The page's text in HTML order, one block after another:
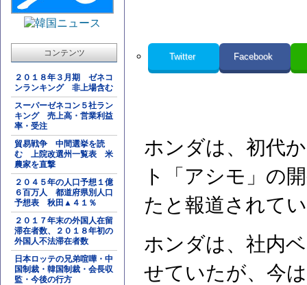
コンテンツ
２０１８年３月期 ゼネコ
ンランキング 非上場含む
スーパーゼネコン５社ラン
キング 売上高・営業利益
率・受注
貿易戦争 中間選挙を読
む 上院改選州一覧表 米
農家を直撃
２０４５年の人口予想１億
６百万人 都道府県別人口
予想表 秋田▲４１％
２０１７年末の外国人在留
滞在者数、２０１８年初の
外国人不法滞在者数
日本ロッテの兄弟喧嘩・中
国制裁・韓国制裁・会長収
監・今後の行方
Twitter Facebook
ホンダは、初代
ト「アシモ」の
たと報道されて
ホンダは、社内
せていたが、今